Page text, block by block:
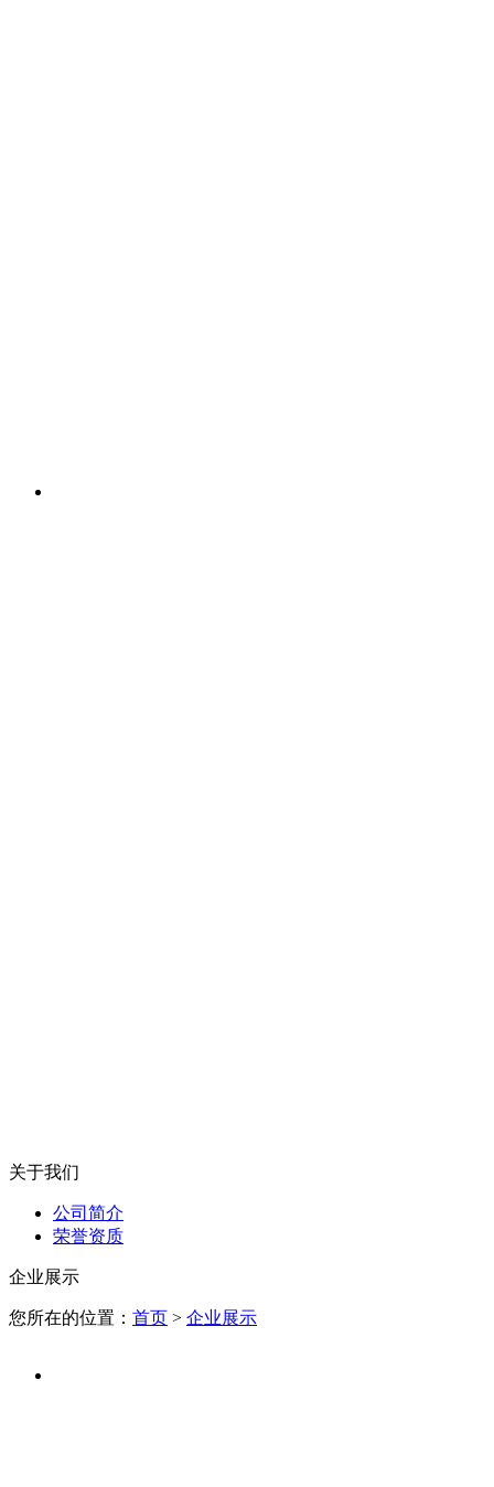
关于我们
公司简介
荣誉资质
企业展示
您所在的位置： 首页 > 企业展示